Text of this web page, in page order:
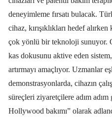
deneyimleme fırsatı bulacak.
cihaz, kırışıklıkları hedef
çok yönlü bir teknoloji sunuyor.
kas dokusunu aktive eden
artırmayı amaçlıyor. Uzmanlar
demonstrasyonlarda, cihazın
süreçleri ziyaretçilere adım
Hollywood bakımı” olarak